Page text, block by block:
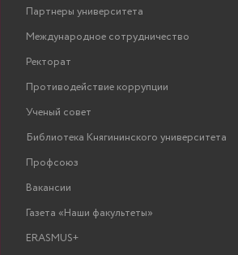
Партнеры университета
Международное сотрудничество
Ректорат
Противодействие коррупции
Ученый совет
Библиотека Княгининского университета
Профсоюз
Вакансии
Газета «Наши факультеты»
ERASMUS+